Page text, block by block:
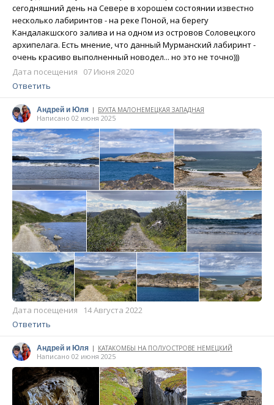
сегодняшний день на Севере в хорошем состоянии известно
несколько лабиринтов - на реке Поной, на берегу
Кандалакшского залива и на одном из островов Соловецкого
архипелага. Есть мнение, что данный Мурманский лабиринт -
очень красиво выполненный новодел... но это не точно)))
Дата посещения 07 Июня 2020
Ответить
Андрей и Юля | БУХТА МАЛОНЕМЕЦКАЯ ЗАПАДНАЯ
Написано 02 июня 2025
Дата посещения 14 Августа 2022
Ответить
Андрей и Юля | КАТАКОМБЫ НА ПОЛУОСТРОВЕ НЕМЕЦКИЙ
Написано 02 июня 2025